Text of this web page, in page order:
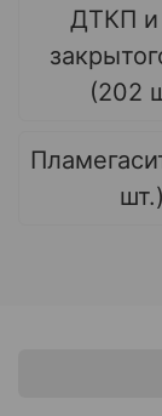
ДТКП
(202
шт.)